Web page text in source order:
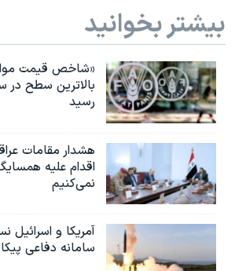
بیشتر بخوانید
«شاخص قیمت
بالاترین سطح
رسید
هشدار مقامات
اقدام علیه
نمی‌کنیم
آمریکا و
سامانه دفاعی